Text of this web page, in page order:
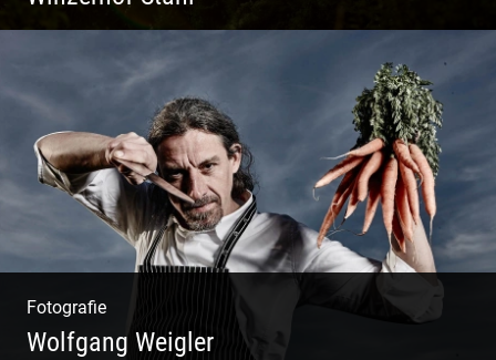
Ganz neu durfte es werden. Alles. Fotos.
Web. Shop.
Fotografie
Wolfgang Weigler